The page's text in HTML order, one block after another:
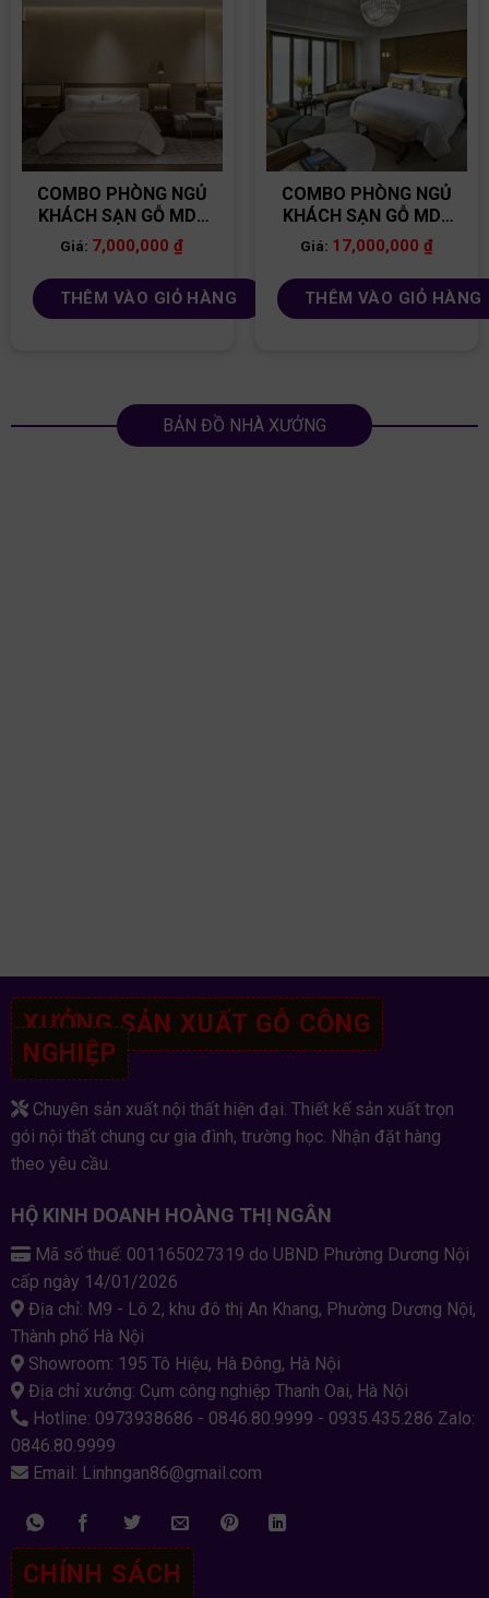
COMBO PHÒNG NGỦ
KHÁCH SẠN GỖ MDF
CB47
Giá: 7,000,000₫
THÊM VÀO GIỎ HÀNG
COMBO PHÒNG NGỦ
KHÁCH SẠN GỖ MDF
CB56
Giá: 17,000,000₫
THÊM VÀO GIỎ HÀNG
BẢN ĐỒ NHÀ XƯỞNG
XƯỞNG SẢN XUẤT GỖ CÔNG
NGHIỆP
Chuyên sản xuất nội thất hiện đại. Thiết kế sản xuất trọn
gói nội thất chung cư gia đình, trường học. Nhận đặt hàng
theo yêu cầu.
HỘ KINH DOANH HOÀNG THỊ NGÂN
Mã số thuế: 001165027319 do UBND Phường Dương Nội
cấp ngày 14/01/2026
Địa chỉ: M9 - Lô 2, khu đô thị An Khang, Phường Dương Nội,
Thành phố Hà Nội
Showroom: 195 Tô Hiệu, Hà Đông, Hà Nội
Địa chỉ xưởng: Cụm công nghiệp Thanh Oai, Hà Nội
Hotline: 0973938686 - 0846.80.9999 - 0935.435.286 Zalo:
0846.80.9999
Email: Linhngan86@gmail.com
CHÍNH SÁCH